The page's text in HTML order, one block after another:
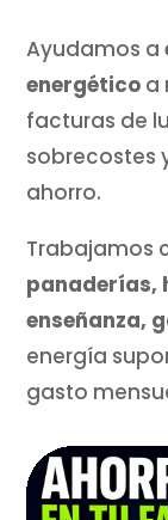
Ayudamos a
energético a
facturas de
sobrecostes
ahorro.
Trabajamos
panaderías,
enseñanza,
energía
gasto